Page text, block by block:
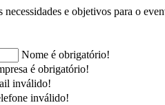
e objetivos para o
Nome é obrigatório!
é obrigatório!
inválido!
inválido!